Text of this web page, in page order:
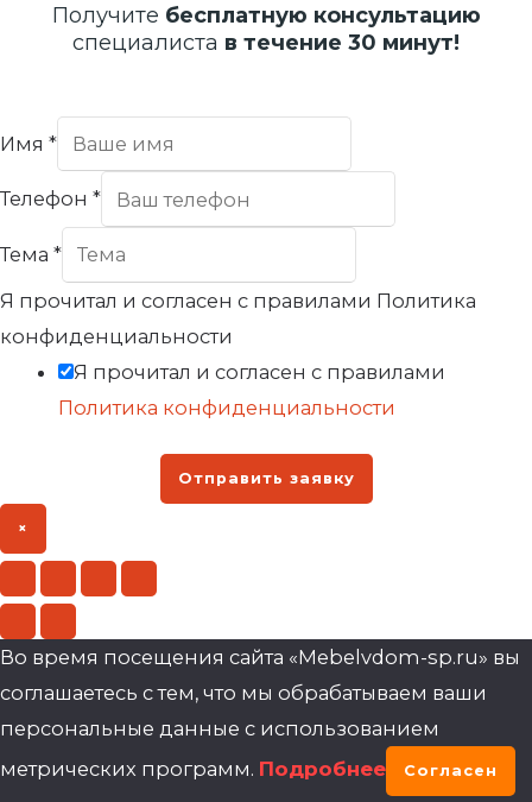
Получите бесплатную консультацию
специалиста в течение 30 минут!
Имя *
Телефон *
Тема *
Я прочитал и согласен с правилами Политика
конфиденциальности
Я прочитал и согласен с правилами
Политика конфиденциальности
Отправить заявку
×
Во время посещения сайта «Mebelvdom-sp.ru» вы
соглашаетесь с тем, что мы обрабатываем ваши
персональные данные с использованием
метрических программ. Подробнее Согласен